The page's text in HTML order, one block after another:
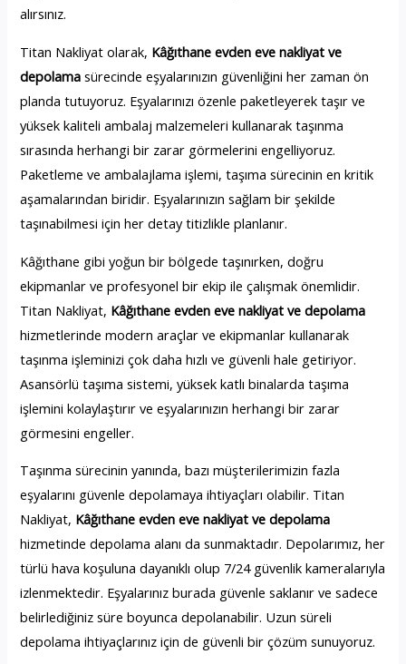
alırsınız.
Titan Nakliyat olarak, Kâğıthane evden eve nakliyat ve
depolama sürecinde eşyalarınızın güvenliğini her zaman ön
planda tutuyoruz. Eşyalarınızı özenle paketleyerek taşır ve
yüksek kaliteli ambalaj malzemeleri kullanarak taşınma
sırasında herhangi bir zarar görmelerini engelliyoruz.
Paketleme ve ambalajlama işlemi, taşıma sürecinin en kritik
aşamalarından biridir. Eşyalarınızın sağlam bir şekilde
taşınabilmesi için her detay titizlikle planlanır.
Kâğıthane gibi yoğun bir bölgede taşınırken, doğru
ekipmanlar ve profesyonel bir ekip ile çalışmak önemlidir.
Titan Nakliyat, Kâğıthane evden eve nakliyat ve depolama
hizmetlerinde modern araçlar ve ekipmanlar kullanarak
taşınma işleminizi çok daha hızlı ve güvenli hale getiriyor.
Asansörlü taşıma sistemi, yüksek katlı binalarda taşıma
işlemini kolaylaştırır ve eşyalarınızın herhangi bir zarar
görmesini engeller.
Taşınma sürecinin yanında, bazı müşterilerimizin fazla
eşyalarını güvenle depolamaya ihtiyaçları olabilir. Titan
Nakliyat, Kâğıthane evden eve nakliyat ve depolama
hizmetinde depolama alanı da sunmaktadır. Depolarımız, her
türlü hava koşuluna dayanıklı olup 7/24 güvenlik kameralarıyla
izlenmektedir. Eşyalarınız burada güvenle saklanır ve sadece
belirlediğiniz süre boyunca depolanabilir. Uzun süreli
depolama ihtiyaçlarınız için de güvenli bir çözüm sunuyoruz.